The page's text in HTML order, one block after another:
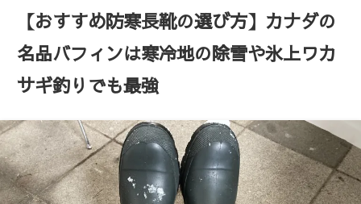
【おすすめ防寒長靴の選び方】カナダの
名品バフィンは寒冷地の除雪や氷上ワカ
サギ釣りでも最強